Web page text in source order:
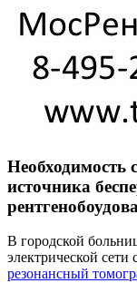
Необходимость
источника
В городской
электрической сети
резонансный